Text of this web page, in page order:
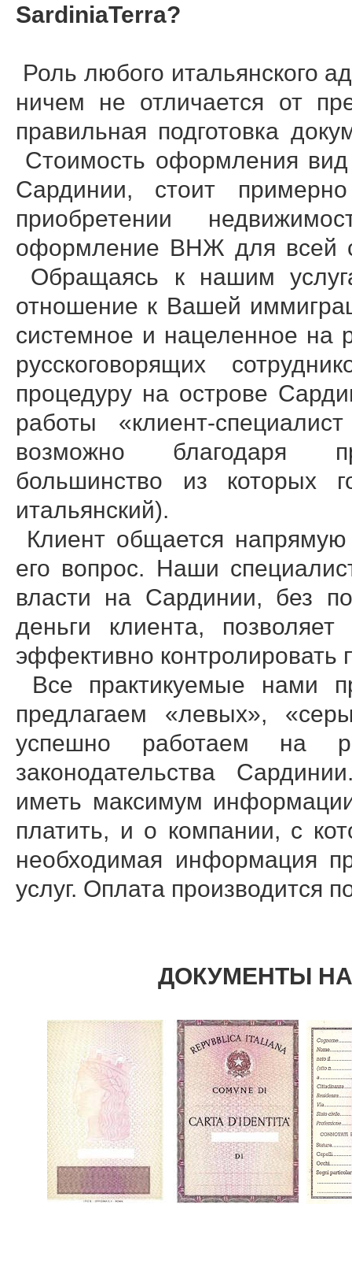
SardiniaTerra?
Роль любого итальянского
ничем не отличается от
правильная подготовка
Стоимость оформления вид
Сардинии, стоит
приобретении
оформление ВНЖ для всей
Обращаясь к нашим
отношение к Вашей
системное и нацеленное на
русскоговорящих
процедуру на острове
работы «клиент-
возможно благодаря
большинство из которых
итальянский).
Клиент общается
его вопрос. Наши
власти на Сардинии, без
деньги клиента,
эффективно контролировать
Все практикуемые нами
предлагаем «левых»,
успешно работаем на
законодательства
иметь максимум
платить, и о компании, с
необходимая информация
услуг. Оплата производится
ДОКУМЕНТЫ